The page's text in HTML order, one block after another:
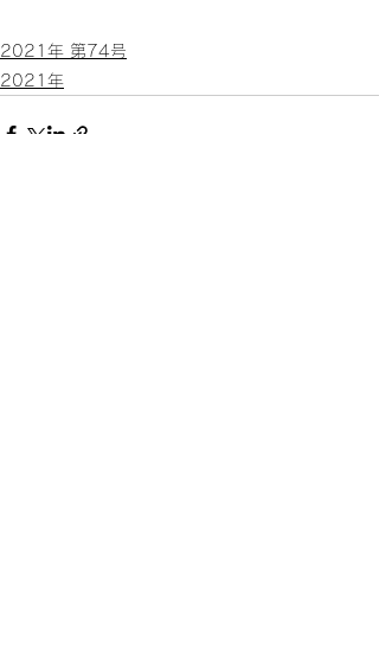
2021年 第74号
2021年